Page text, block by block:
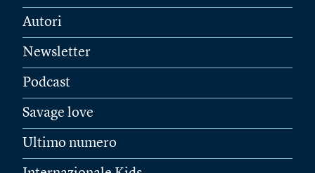
Autori
Newsletter
Podcast
Savage love
Ultimo numero